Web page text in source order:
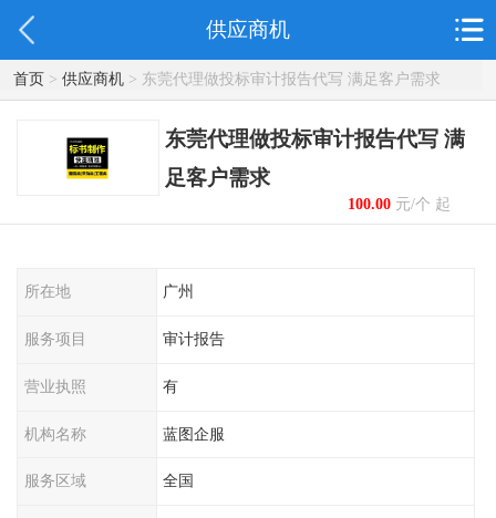
供应商机
首页> 供应商机> 东莞代理做投标审计报告代写 满足客户需求
东莞代理做投标审计报告代写 满
足客户需求
100.00元/个 起
所在地 广州
服务项目 审计报告
营业执照 有
机构名称 蓝图企服
服务区域 全国